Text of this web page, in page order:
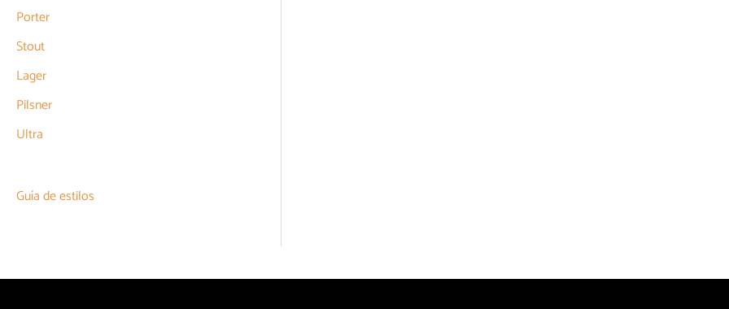
Porter
Stout
Lager
Pilsner
Ultra
Guía de estilos